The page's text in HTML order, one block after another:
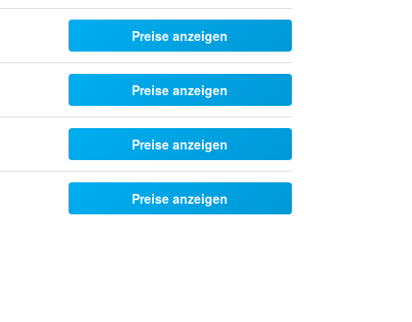
Preise anzeigen
Preise anzeigen
Preise anzeigen
Preise anzeigen